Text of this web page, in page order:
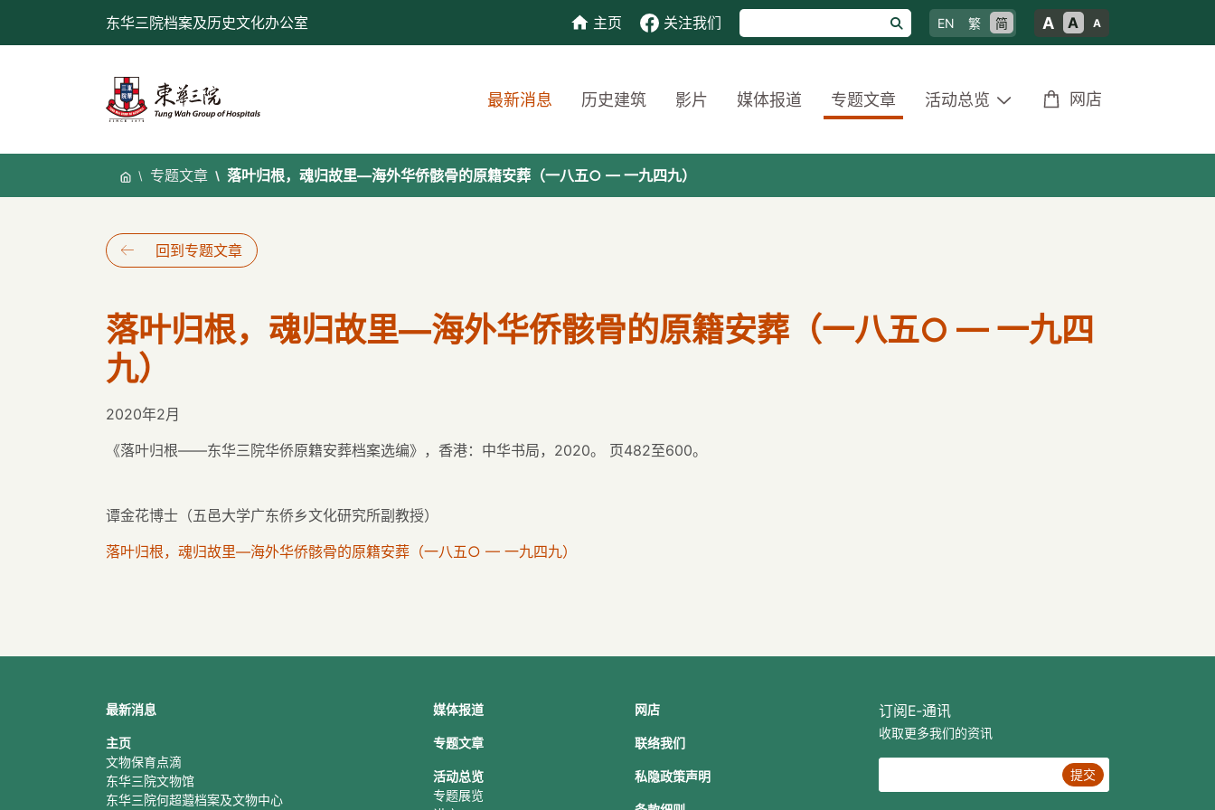
东华三院档案及历史文化办公室 主页 关注我们 EN 繁 简 A A A
最新消息 历史建筑 影片 媒体报道 专题文章 活动总览 网店
专题文章 落叶归根，魂归故里—海外华侨骸骨的原籍安葬（一八五○ — 一九四九）
回到专题文章
落叶归根，魂归故里—海外华侨骸骨的原籍安葬（一八五○ — 一九四
九）
2020年2月
《落叶归根——东华三院华侨原籍安葬档案选编》，香港：中华书局，2020。 页482至600。
谭金花博士（五邑大学广东侨乡文化研究所副教授）
落叶归根，魂归故里—海外华侨骸骨的原籍安葬（一八五○ — 一九四九）
最新消息
主页
文物保育点滴
东华三院文物馆
东华三院何超蕸档案及文物中心
媒体报道
专题文章
活动总览
专题展览
网店
联络我们
私隐政策声明
订阅E‐通讯
收取更多我们的资讯
提交